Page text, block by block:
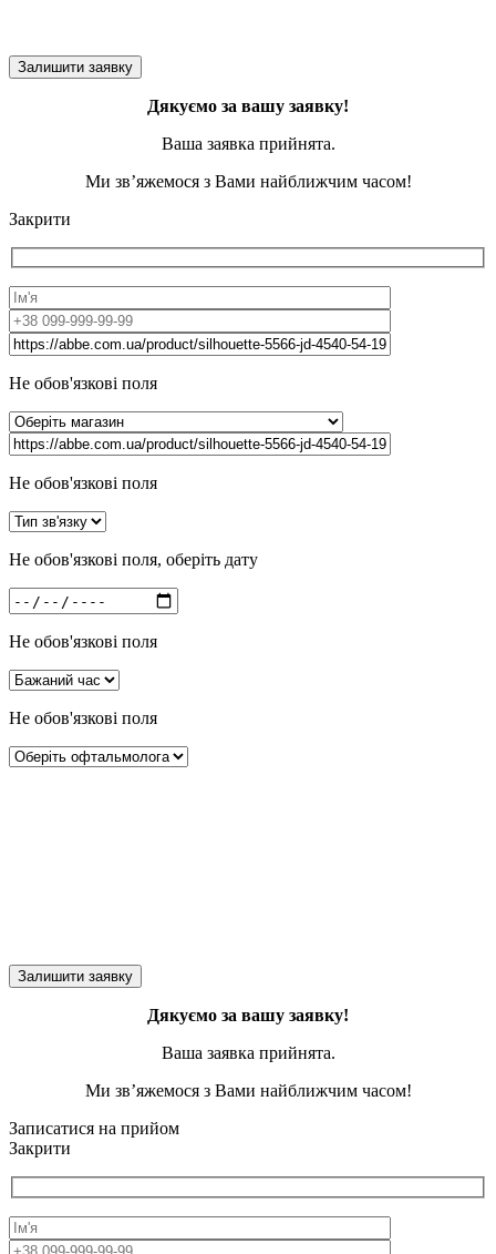
Дякуємо за вашу заявку!
Ваша заявка прийнята.
Ми зв’яжемося з Вами найближчим часом!
Закрити
Не обов'язкові поля
Не обов'язкові поля
Не обов'язкові поля, оберіть дату
Не обов'язкові поля
Не обов'язкові поля
Дякуємо за вашу заявку!
Ваша заявка прийнята.
Ми зв’яжемося з Вами найближчим часом!
Записатися на прийом
Закрити